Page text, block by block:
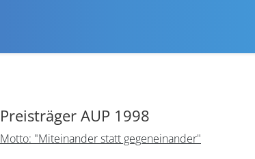
Preisträger AUP 1998
Motto: "Miteinander statt gegeneinander"